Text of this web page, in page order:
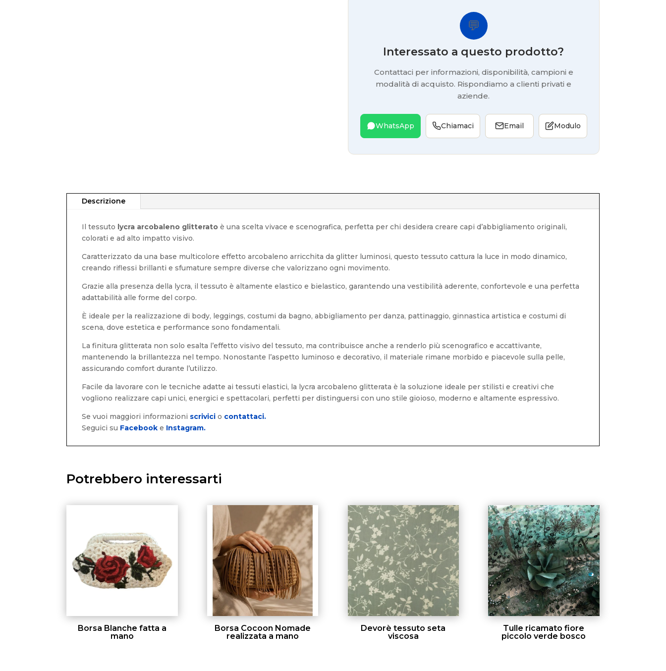
💬
Interessato a questo prodotto?
Contattaci per informazioni, disponibilità, campioni e
modalità di acquisto. Rispondiamo a clienti privati e
aziende.
WhatsApp Chiamaci Email Modulo
Descrizione
Il tessuto lycra arcobaleno glitterato è una scelta vivace e scenografica, perfetta per chi desidera creare capi d’abbigliamento originali,
colorati e ad alto impatto visivo.
Caratterizzato da una base multicolore effetto arcobaleno arricchita da glitter luminosi, questo tessuto cattura la luce in modo dinamico,
creando riflessi brillanti e sfumature sempre diverse che valorizzano ogni movimento.
Grazie alla presenza della lycra, il tessuto è altamente elastico e bielastico, garantendo una vestibilità aderente, confortevole e una perfetta
adattabilità alle forme del corpo.
È ideale per la realizzazione di body, leggings, costumi da bagno, abbigliamento per danza, pattinaggio, ginnastica artistica e costumi di
scena, dove estetica e performance sono fondamentali.
La finitura glitterata non solo esalta l’effetto visivo del tessuto, ma contribuisce anche a renderlo più scenografico e accattivante,
mantenendo la brillantezza nel tempo. Nonostante l’aspetto luminoso e decorativo, il materiale rimane morbido e piacevole sulla pelle,
assicurando comfort durante l’utilizzo.
Facile da lavorare con le tecniche adatte ai tessuti elastici, la lycra arcobaleno glitterata è la soluzione ideale per stilisti e creativi che
vogliono realizzare capi unici, energici e spettacolari, perfetti per distinguersi con uno stile gioioso, moderno e altamente espressivo.
Se vuoi maggiori informazioni scrivici o contattaci.
Seguici su Facebook e Instagram.
Potrebbero interessarti
Borsa Blanche fatta a
mano
Borsa Cocoon Nomade
realizzata a mano
Devorè tessuto seta
viscosa
Tulle ricamato fiore
piccolo verde bosco